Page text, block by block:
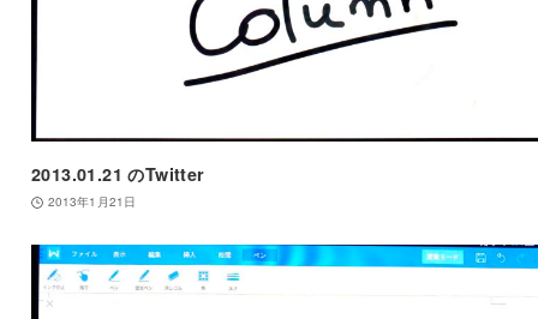
2013.01.21 のTwitter
2013年1月21日